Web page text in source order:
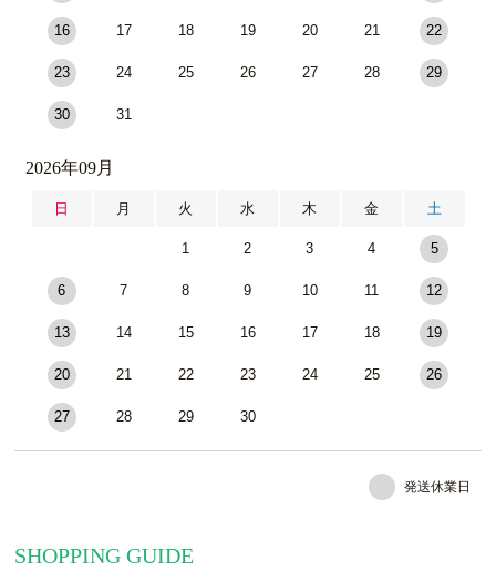
16 17 18 19 20 21 22
23 24 25 26 27 28 29
30 31
2026年09月
日 月 火 水 木 金 土
1 2 3 4 5
6 7 8 9 10 11 12
13 14 15 16 17 18 19
20 21 22 23 24 25 26
27 28 29 30
発送休業日
SHOPPING GUIDE